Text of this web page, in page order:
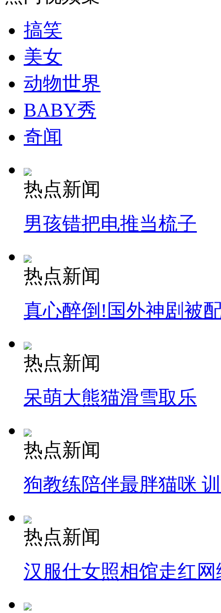
搞笑
美女
动物世界
BABY秀
奇闻
热点新闻
男孩错把电推当梳子
热点新闻
真心醉倒!国外神剧被
热点新闻
呆萌大熊猫滑雪取乐
热点新闻
狗教练陪伴最胖猫咪
热点新闻
汉服仕女照相馆走红网